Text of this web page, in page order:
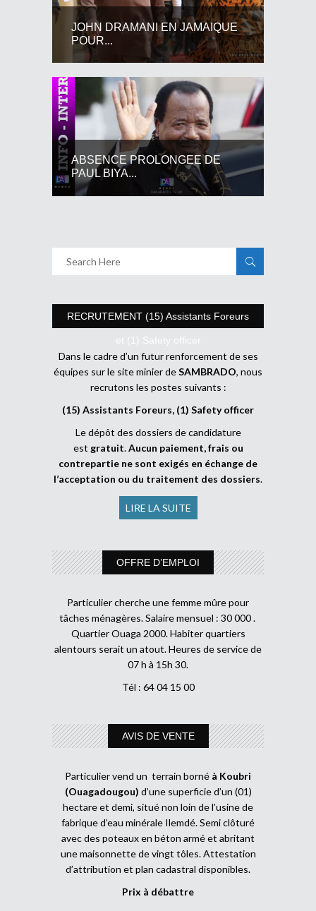
JOHN DRAMANI EN JAMAIQUE
POUR...
ABSENCE PROLONGEE DE
PAUL BIYA...
RECRUTEMENT (15) Assistants Foreurs
et (1) Safety officer
Dans le cadre d’un futur renforcement de ses
équipes sur le site minier deSAMBRADO, nous
recrutons les postes suivants :
(15) Assistants Foreurs, (1) Safety officer
Le dépôt des dossiers de candidature
est gratuit.Aucun paiement, frais ou
contrepartie ne sont exigés en échange de
l’acceptation ou du traitement des dossiers.
LIRE LA SUITE
OFFRE D’EMPLOI
Particulier cherche une femme mûre pour
tâches ménagères. Salaire mensuel : 30 000 .
Quartier Ouaga 2000. Habiter quartiers
alentours serait un atout. Heures de service de
07 h à 15h 30.
Tél : 64 04 15 00
AVIS DE VENTE
Particulier vend un terrain borné à Koubri
(Ouagadougou) d’une superficie d’un (01)
hectare et demi, situé non loin de l’usine de
fabrique d’eau minérale Ilemdé. Semi clôturé
avec des poteaux en béton armé et abritant
une maisonnette de vingt tôles. Attestation
d’attribution et plan cadastral disponibles.
Prix à débattre